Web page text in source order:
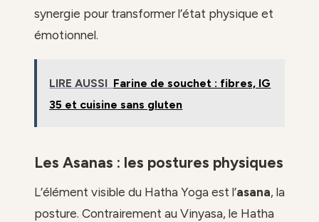
synergie pour transformer l’état physique et
émotionnel.
LIRE AUSSI Farine de souchet : fibres, IG
35 et cuisine sans gluten
Les Asanas : les postures physiques
L’élément visible du Hatha Yoga est l’asana, la
posture. Contrairement au Vinyasa, le Hatha